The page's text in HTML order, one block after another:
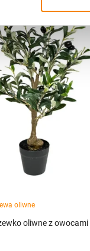
oliwne
oliwne z owocami